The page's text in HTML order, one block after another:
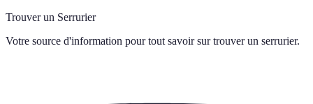
Trouver un Serrurier
Votre source d'information pour tout savoir sur trouver un serrurier.